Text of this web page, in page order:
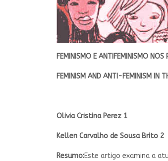
FEMINISMO E ANTIFEMINISMO NOS
FEMINISM AND ANTI-FEMINISM IN
Olivia Cristina Perez 1
Kellen Carvalho de Sousa Brito 2
Resumo:Este artigo examina a